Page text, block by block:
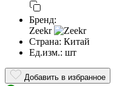
Бренд:
Zeekr
Страна: Китай
Ед.изм.: шт
Добавить в избранное